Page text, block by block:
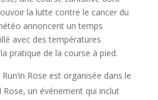
la lutte contre le cancer du
annoncent un temps
avec des températures
pratique de la course à pied.
Run’in Rose est organisée dans le
Rose, un événement qui inclut